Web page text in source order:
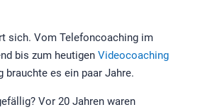
sich. Vom Telefoncoaching im
bis zum heutigen Videocoaching
brauchte es ein paar Jahre.
Vor 20 Jahren waren